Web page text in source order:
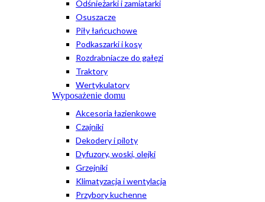
Odśnieżarki i zamiatarki
Osuszacze
Piły łańcuchowe
Podkaszarki i kosy
Rozdrabniacze do gałęzi
Traktory
Wertykulatory
Wyposażenie domu
Akcesoria łazienkowe
Czajniki
Dekodery i piloty
Dyfuzory, woski, olejki
Grzejniki
Klimatyzacja i wentylacja
Przybory kuchenne